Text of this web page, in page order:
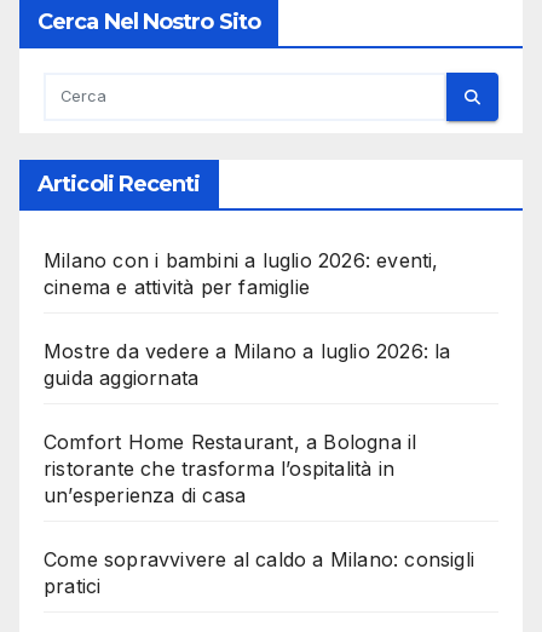
Cerca Nel Nostro Sito
Articoli Recenti
Milano con i bambini a luglio 2026: eventi,
cinema e attività per famiglie
Mostre da vedere a Milano a luglio 2026: la
guida aggiornata
Comfort Home Restaurant, a Bologna il
ristorante che trasforma l’ospitalità in
un’esperienza di casa
Come sopravvivere al caldo a Milano: consigli
pratici